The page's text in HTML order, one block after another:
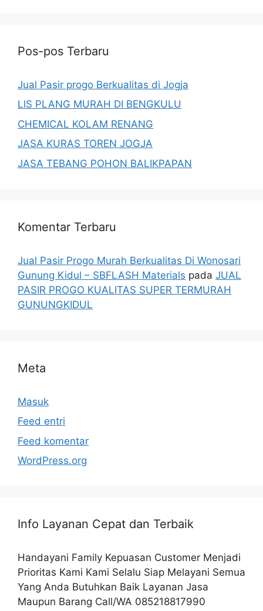
Pos-pos Terbaru
Jual Pasir progo Berkualitas di Jogja
LIS PLANG MURAH DI BENGKULU
CHEMICAL KOLAM RENANG
JASA KURAS TOREN JOGJA
JASA TEBANG POHON BALIKPAPAN
Komentar Terbaru
Jual Pasir Progo Murah Berkualitas Di Wonosari
Gunung Kidul – SBFLASH Materials pada JUAL
PASIR PROGO KUALITAS SUPER TERMURAH
GUNUNGKIDUL
Meta
Masuk
Feed entri
Feed komentar
WordPress.org
Info Layanan Cepat dan Terbaik
Handayani Family Kepuasan Customer Menjadi
Prioritas Kami Kami Selalu Siap Melayani Semua
Yang Anda Butuhkan Baik Layanan Jasa
Maupun Barang Call/WA 085218817990